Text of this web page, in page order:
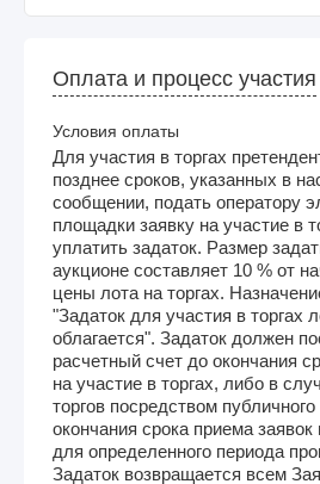
Оплата и процесс участия
Условия оплаты
Для участия в торгах
позднее сроков, указанных в
сообщении, подать оператору
площадки заявку на участие в
уплатить задаток. Размер
аукционе составляет 10 % от
цены лота на торгах.
"Задаток для участия в
облагается". Задаток должен
расчетный счет до окончания
на участие в торгах, либо в
торгов посредством
окончания срока приема заявок
для определенного периода
Задаток возвращается всем